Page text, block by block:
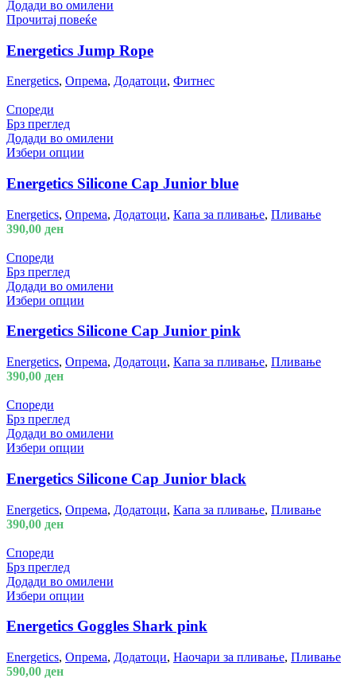
Додади во омилени
Прочитај повеќе
Energetics Jump Rope
Energetics, Опрема, Додатоци, Фитнес
Спореди
Брз преглед
Додади во омилени
Избери опции
Energetics Silicone Cap Junior blue
Energetics, Опрема, Додатоци, Капа за пливање, Пливање
390,00 ден
Спореди
Брз преглед
Додади во омилени
Избери опции
Energetics Silicone Cap Junior pink
Energetics, Опрема, Додатоци, Капа за пливање, Пливање
390,00 ден
Спореди
Брз преглед
Додади во омилени
Избери опции
Energetics Silicone Cap Junior black
Energetics, Опрема, Додатоци, Капа за пливање, Пливање
390,00 ден
Спореди
Брз преглед
Додади во омилени
Избери опции
Energetics Goggles Shark pink
Energetics, Опрема, Додатоци, Наочари за пливање, Пливање
590,00 ден